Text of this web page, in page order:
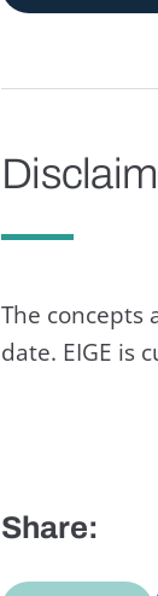
The concepts
date. EIGE is
Share: